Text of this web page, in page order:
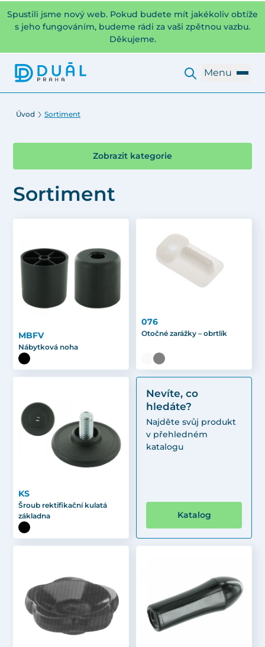
Spustili jsme nový web. Pokud budete mít jakékoliv obtíže
s jeho fungováním, budeme rádi za vaši zpětnou vazbu.
Děkujeme.
Menu
Úvod Sortiment
Zobrazit kategorie
Sortiment
MBFV
Nábytková noha
076
Otočné zarážky – obrtlík
KS
Šroub rektifikační kulatá
základna
Nevíte, co
hledáte?
Najděte svůj produkt
v přehledném
katalogu
Katalog